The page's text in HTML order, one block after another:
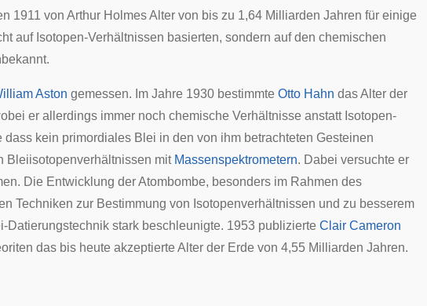
1911 von Arthur HolmesAlter von bis zu 1,64 Milliarden Jahren für einige
auf Isotopen-Verhältnissen basierten, sondern auf den chemischen
Aston gemessen. Im Jahre 1930 bestimmte Otto Hahn das Alter der
er allerdings immer noch chemische Verhältnisse anstatt Isotopen-
kein primordiales Blei in den von ihm betrachteten Gesteinen
Bleiisotopenverhältnissen mit Massenspektrometern. Dabei versuchte er
Die Entwicklung der Atombombe, besonders im Rahmen des
Techniken zur Bestimmung von Isotopenverhältnissen und zu besserem
stark beschleunigte. 1953 publizierte Clair Cameron
das bis heute akzeptierte Alter der Erde von 4,55 Milliarden Jahren.